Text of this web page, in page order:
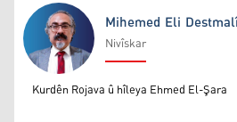
Mihemed Eli Destmalî
Mihemed Eli
Nivîskar
Kurdên Rojava û hîleya Ehmed El-Şara